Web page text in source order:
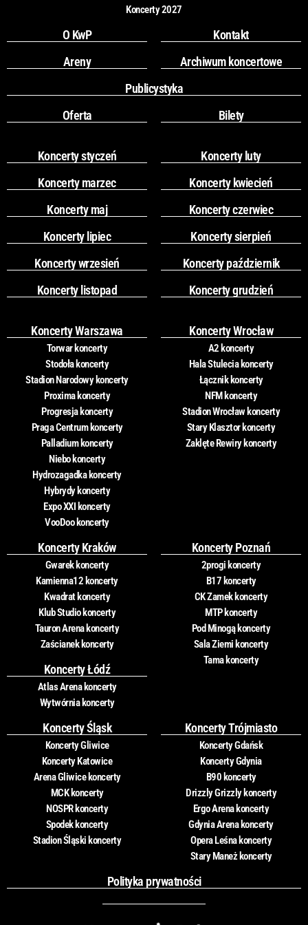
Koncerty 2027
O KwP
Kontakt
Areny
Archiwum koncertowe
Publicystyka
Oferta
Bilety
Koncerty styczeń
Koncerty luty
Koncerty marzec
Koncerty kwiecień
Koncerty maj
Koncerty czerwiec
Koncerty lipiec
Koncerty sierpień
Koncerty wrzesień
Koncerty październik
Koncerty listopad
Koncerty grudzień
Koncerty Warszawa
Torwar koncerty
Stodoła koncerty
Stadion Narodowy koncerty
Proxima koncerty
Progresja koncerty
Praga Centrum koncerty
Palladium koncerty
Niebo koncerty
Hydrozagadka koncerty
Hybrydy koncerty
Expo XXI koncerty
VooDoo koncerty
Koncerty Wrocław
A2 koncerty
Hala Stulecia koncerty
Łącznik koncerty
NFM koncerty
Stadion Wrocław koncerty
Stary Klasztor koncerty
Zaklęte Rewiry koncerty
Koncerty Kraków
Gwarek koncerty
Kamienna12 koncerty
Kwadrat koncerty
Klub Studio koncerty
Tauron Arena koncerty
Zaścianek koncerty
Koncerty Łódź
Atlas Arena koncerty
Wytwórnia koncerty
Koncerty Poznań
2progi koncerty
B17 koncerty
CK Zamek koncerty
MTP koncerty
Pod Minogą koncerty
Sala Ziemi koncerty
Tama koncerty
Koncerty Śląsk
Koncerty Gliwice
Koncerty Katowice
Arena Gliwice koncerty
MCK koncerty
NOSPR koncerty
Spodek koncerty
Stadion Śląski koncerty
Koncerty Trójmiasto
Koncerty Gdańsk
Koncerty Gdynia
B90 koncerty
Drizzly Grizzly koncerty
Ergo Arena koncerty
Gdynia Arena koncerty
Opera Leśna koncerty
Stary Maneż koncerty
Polityka prywatności